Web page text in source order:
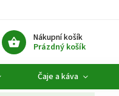
Nákupní košík
Prázdný košík
Čaje a káva